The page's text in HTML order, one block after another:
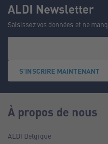
ALDI Newsletter
Saisissez vos données et ne
S'INSCRIRE MAINTENANT
À propos de nous
ALDI Belgique